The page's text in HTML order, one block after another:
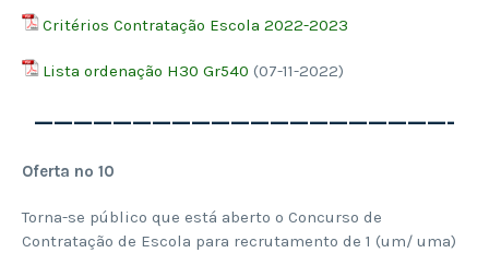
Critérios Contratação Escola 2022-2023
Lista ordenação H30 Gr540 (07-11-2022)
—————————————————————-
Oferta nº 10
Torna-se público que está aberto o Concurso de
Contratação de Escola para recrutamento de 1 (um/ uma)